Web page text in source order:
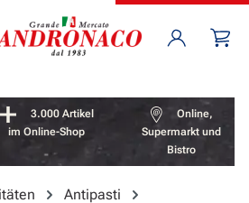
0 Produkte auf dem Merkzettel
3.000 Artikel
im Online-Shop
Online,
Supermarkt und
Bistro
Antipasti